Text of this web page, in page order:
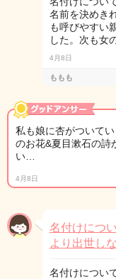
名前を決めき
も呼びやすい
した。次も女
4月8日
ももも
私も娘に杏がついて
のお花&夏目漱石の詩
い…
4月8日
名付けにつ
より出世し
名付けについ